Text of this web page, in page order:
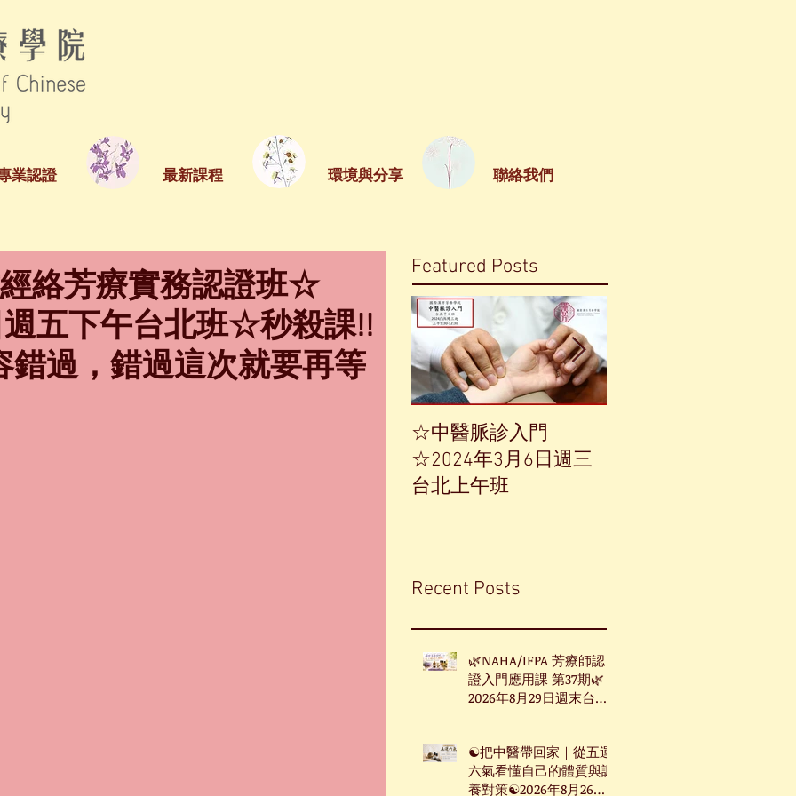
業認證 最新課程 環境與分享 聯絡我們
絡芳療實務認證班☆
週五下午台北班☆秒殺課!!
錯過，錯過這次就要再等
Featured Posts
☆中醫脈診入門
☆2024年3月6日週三
台北上午班
Recent Posts
🌿NAHA/IFPA 芳療師認
證入門應用課 第37期🌿
2026年8月29日週末台北
☯把中醫帶回家｜從五運
六氣看懂自己的體質與調
養對策☯2026年8月26日